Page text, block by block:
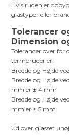
Hvis ruden er
glastyper eller
Tolerancer
Dimension
Tolerancer over for
termoruder er:
Bredde og Højde
Bredde og Højde
mm er ± 4 mm
Bredde og Højde
mm er ± 5 mm
Ud over glasset